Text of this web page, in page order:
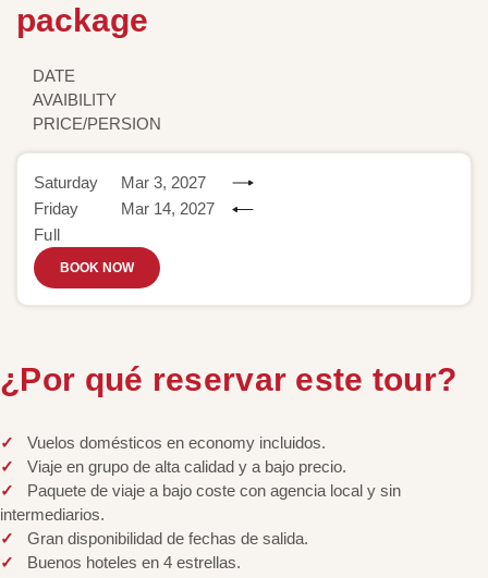
package
DATE
AVAIBILITY
PRICE/PERSION
Saturday
Mar 3, 2027
Friday
Mar 14, 2027
Full
BOOK NOW
¿Por qué reservar este tour?
Vuelos domésticos en economy incluidos.
Viaje en grupo de alta calidad y a bajo precio.
Paquete de viaje a bajo coste con agencia local y sin
intermediarios.
Gran disponibilidad de fechas de salida.
Buenos hoteles en 4 estrellas.